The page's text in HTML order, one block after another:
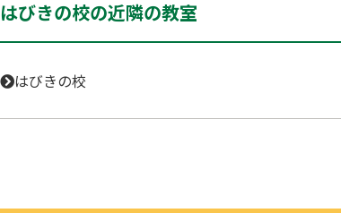
はびきの校の近隣の教室
はびきの校